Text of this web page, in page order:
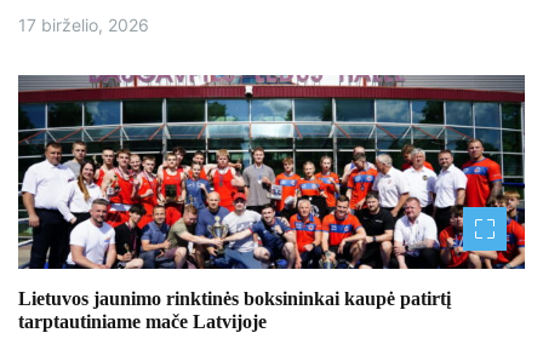
17 birželio, 2026
Lietuvos jaunimo rinktinės boksininkai kaupė patirtį
tarptautiniame mače Latvijoje